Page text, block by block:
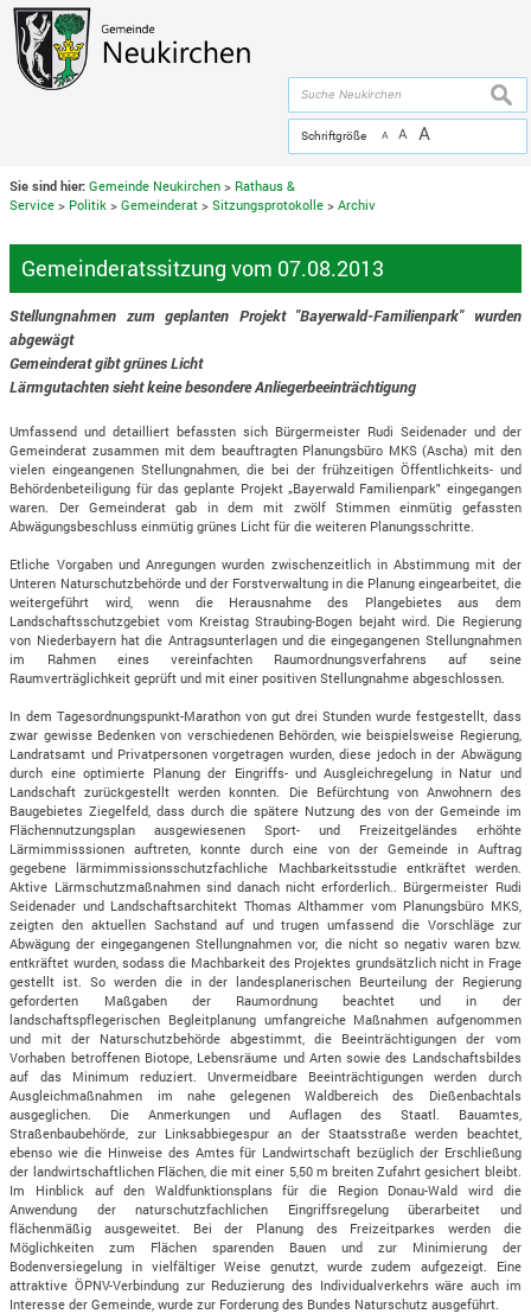
Zum Inhalt,zur Navigation
Schriftgröße A A A
Sie sind hier: Gemeinde Neukirchen > Rathaus &
Service > Politik >Gemeinderat >Sitzungsprotokolle >Archiv
Gemeinderatssitzung vom 07.08.2013
Stellungnahmen zum geplanten Projekt "Bayerwald-Familienpark" wurden
abgewägt
Gemeinderat gibt grünes Licht
Lärmgutachten sieht keine besondere Anliegerbeeinträchtigung
Umfassend und detailliert befassten sich Bürgermeister Rudi Seidenader und der
Gemeinderat zusammen mit dem beauftragten Planungsbüro MKS (Ascha) mit den
vielen eingeangenen Stellungnahmen, die bei der frühzeitigen Öffentlichkeits- und
Behördenbeteiligung für das geplante Projekt „Bayerwald Familienpark" eingegangen
waren. Der Gemeinderat gab in dem mit zwölf Stimmen einmütig gefassten
Abwägungsbeschluss einmütig grünes Licht für die weiteren Planungsschritte.
Etliche Vorgaben und Anregungen wurden zwischenzeitlich in Abstimmung mit der
Unteren Naturschutzbehörde und der Forstverwaltung in die Planung eingearbeitet, die
weitergeführt wird, wenn die Herausnahme des Plangebietes aus dem
Landschaftsschutzgebiet vom Kreistag Straubing-Bogen bejaht wird. Die Regierung
von Niederbayern hat die Antragsunterlagen und die eingegangenen Stellungnahmen
im Rahmen eines vereinfachten Raumordnungsverfahrens auf seine
Raumverträglichkeit geprüft und mit einer positiven Stellungnahme abgeschlossen.
In dem Tagesordnungspunkt-Marathon von gut drei Stunden wurde festgestellt, dass
zwar gewisse Bedenken von verschiedenen Behörden, wie beispielsweise Regierung,
Landratsamt und Privatpersonen vorgetragen wurden, diese jedoch in der Abwägung
durch eine optimierte Planung der Eingriffs- und Ausgleichregelung in Natur und
Landschaft zurückgestellt werden konnten. Die Befürchtung von Anwohnern des
Baugebietes Ziegelfeld, dass durch die spätere Nutzung des von der Gemeinde im
Flächennutzungsplan ausgewiesenen Sport- und Freizeitgeländes erhöhte
Lärmimmisssionen auftreten, konnte durch eine von der Gemeinde in Auftrag
gegebene lärmimmissionsschutzfachliche Machbarkeitsstudie entkräftet werden.
Aktive Lärmschutzmaßnahmen sind danach nicht erforderlich.. Bürgermeister Rudi
Seidenader und Landschaftsarchitekt Thomas Althammer vom Planungsbüro MKS,
zeigten den aktuellen Sachstand auf und trugen umfassend die Vorschläge zur
Abwägung der eingegangenen Stellungnahmen vor, die nicht so negativ waren bzw.
entkräftet wurden, sodass die Machbarkeit des Projektes grundsätzlich nicht in Frage
gestellt ist. So werden die in der landesplanerischen Beurteilung der Regierung
geforderten Maßgaben der Raumordnung beachtet und in der
landschaftspflegerischen Begleitplanung umfangreiche Maßnahmen aufgenommen
und mit der Naturschutzbehörde abgestimmt, die Beeinträchtigungen der vom
Vorhaben betroffenen Biotope, Lebensräume und Arten sowie des Landschaftsbildes
auf das Minimum reduziert. Unvermeidbare Beeinträchtigungen werden durch
Ausgleichmaßnahmen im nahe gelegenen Waldbereich des Dießenbachtals
ausgeglichen. Die Anmerkungen und Auflagen des Staatl. Bauamtes,
Straßenbaubehörde, zur Linksabbiegespur an der Staatsstraße werden beachtet,
ebenso wie die Hinweise des Amtes für Landwirtschaft bezüglich der Erschließung
der landwirtschaftlichen Flächen, die mit einer 5,50 m breiten Zufahrt gesichert bleibt.
Im Hinblick auf den Waldfunktionsplans für die Region Donau-Wald wird die
Anwendung der naturschutzfachlichen Eingriffsregelung überarbeitet und
flächenmäßig ausgeweitet. Bei der Planung des Freizeitparkes werden die
Möglichkeiten zum Flächen sparenden Bauen und zur Minimierung der
Bodenversiegelung in vielfältiger Weise genutzt, wurde zudem aufgezeigt. Eine
attraktive ÖPNV-Verbindung zur Reduzierung des Individualverkehrs wäre auch im
Interesse der Gemeinde, wurde zur Forderung des Bundes Naturschutz ausgeführt.